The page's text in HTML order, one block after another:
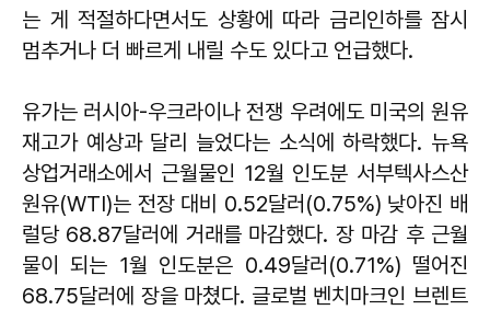
는 게 적절하다면서도 상황에 따라 금리인하를 잠시
멈추거나 더 빠르게 내릴 수도 있다고 언급했다.
유가는 러시아-우크라이나 전쟁 우려에도 미국의 원유
재고가 예상과 달리 늘었다는 소식에 하락했다. 뉴욕
상업거래소에서 근월물인 12월 인도분 서부텍사스산
원유(WTI)는 전장 대비 0.52달러(0.75%) 낮아진 배
럴당 68.87달러에 거래를 마감했다. 장 마감 후 근월
물이 되는 1월 인도분은 0.49달러(0.71%) 떨어진
68.75달러에 장을 마쳤다. 글로벌 벤치마크인 브렌트